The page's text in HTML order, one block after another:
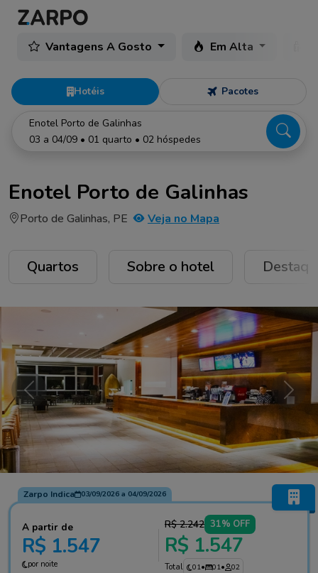
Vantagens A Gosto Em Alta
Hotéis Pacotes
Enotel Porto de Galinhas
03 a 04/09 • 01 quarto • 02 hóspedes
Enotel Porto de Galinhas
Porto de Galinhas, PE Veja no Mapa
Quartos Sobre o hotel
Anterior
Zarpo Indica 03/09/2026a 04/09/2026
A partir de
R$ 1.547
por noite
R$ 2.242 31% OFF
R$ 1.547
Total 01• 01• 02